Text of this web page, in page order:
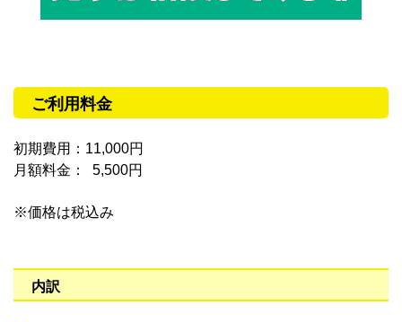
ご利用料金
初期費用：11,000円
月額料金： 5,500円
※価格は税込み
内訳